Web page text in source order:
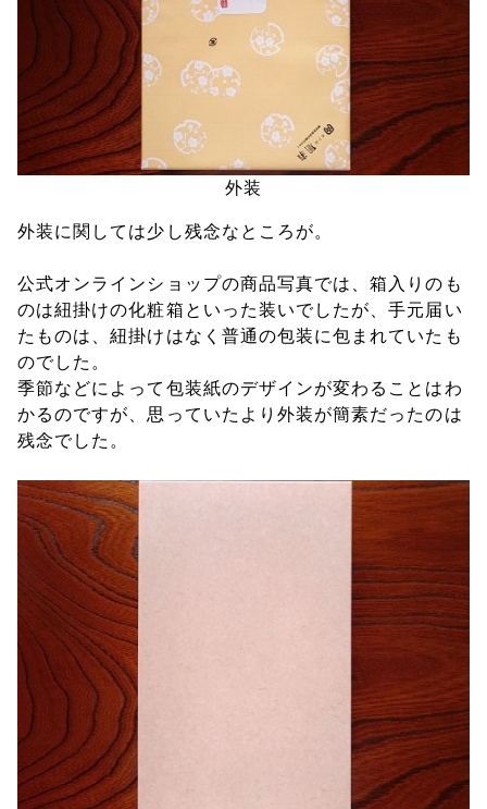
外装
外装に関しては少し残念なところが。
公式オンラインショップの商品写真では、箱入りのも
のは紐掛けの化粧箱といった装いでしたが、手元届い
たものは、紐掛けはなく普通の包装に包まれていたも
のでした。
季節などによって包装紙のデザインが変わることはわ
かるのですが、思っていたより外装が簡素だったのは
残念でした。